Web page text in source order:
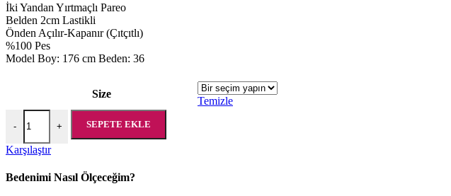
İki Yandan Yırtmaçlı Pareo
Belden 2cm Lastikli
Önden Açılır-Kapanır (Çıtçıtlı)
%100 Pes
Model Boy: 176 cm Beden: 36
Size
Temizle
-
Emilia Beachwear adet
+ SEPETE EKLE
Karşılaştır
Bedenimi Nasıl Ölçeceğim?